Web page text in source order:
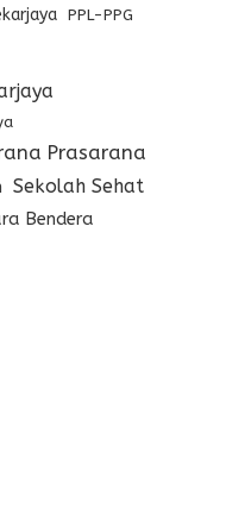
PPL-PPG
Prasarana
Sekolah Sehat
Bendera